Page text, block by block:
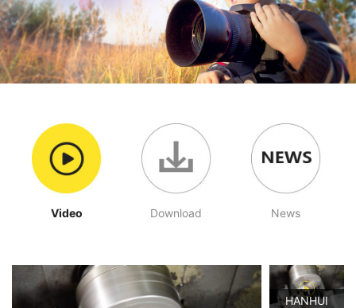
Video Download News
HANHUI